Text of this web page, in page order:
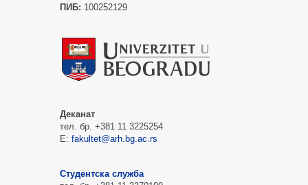
ПИБ: 100252129
Деканат
тел. бр. +381 11 3225254
Е: fakultet@arh.bg.ac.rs
Студентска служба